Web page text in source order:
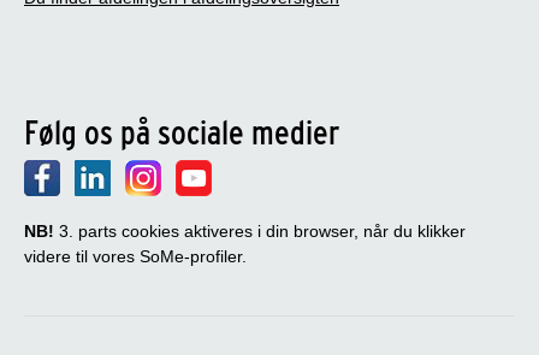
Følg os på sociale medier
NB! 3. parts cookies aktiveres i din browser, når du klikker
videre til vores SoMe-profiler.